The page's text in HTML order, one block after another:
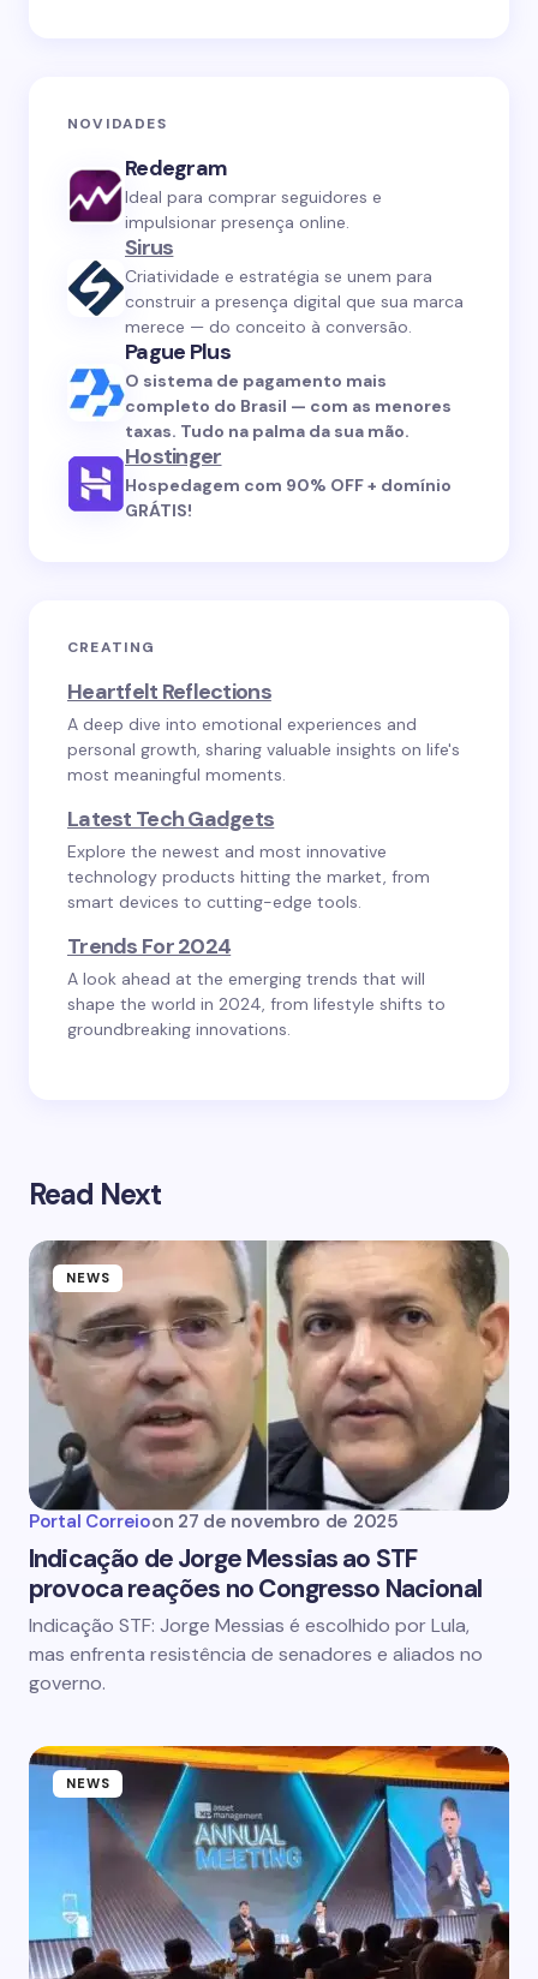
NOVIDADES
Redegram
Ideal para comprar seguidores e
impulsionar presença online.
Sirus
Criatividade e estratégia se unem para
construir a presença digital que sua marca
merece — do conceito à conversão.
Pague Plus
O sistema de pagamento mais
completo do Brasil — com as menores
taxas. Tudo na palma da sua mão.
Hostinger
Hospedagem com 90% OFF + domínio
GRÁTIS!
CREATING
Heartfelt Reflections
A deep dive into emotional experiences and
personal growth, sharing valuable insights on life's
most meaningful moments.
Latest Tech Gadgets
Explore the newest and most innovative
technology products hitting the market, from
smart devices to cutting-edge tools.
Trends For 2024
A look ahead at the emerging trends that will
shape the world in 2024, from lifestyle shifts to
groundbreaking innovations.
Read Next
NEWS
Portal Correioon 27 de novembro de 2025
Indicação de Jorge Messias ao STF
provoca reações no Congresso Nacional
Indicação STF: Jorge Messias é escolhido por Lula,
mas enfrenta resistência de senadores e aliados no
governo.
NEWS